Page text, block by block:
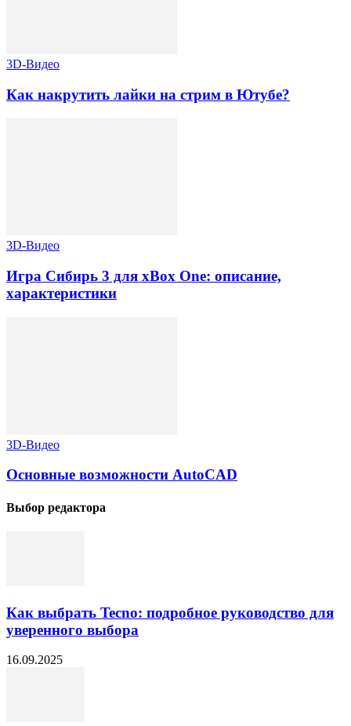
3D-Видео
Как накрутить лайки на стрим в Ютубе?
3D-Видео
Игра Сибирь 3 для xBox One: описание,
характеристики
3D-Видео
Основные возможности AutoCAD
Выбор редактора
Как выбрать Tecno: подробное руководство для
уверенного выбора
16.09.2025